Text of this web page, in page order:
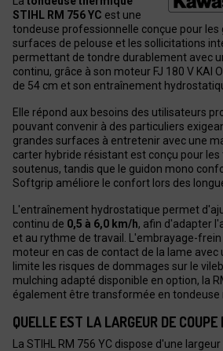
STIHL RM 756 YC est une
tondeuse professionnelle conçue pour les
surfaces de pelouse et les sollicitations
permettant de tondre durablement avec
continu, grâce à son moteur FJ 180 V KAI
de 54 cm et son entraînement
Elle répond aux besoins des utilisateurs
pouvant convenir à des particuliers
grandes surfaces à entretenir avec une
carter hybride résistant est conçu pour
soutenus, tandis que le guidon mono
Softgrip améliore le confort lors des
L'entraînement hydrostatique permet
continu de 0,5 à 6,0 km/h, afin d'adapter
et au rythme de travail. L'embrayage-
moteur en cas de contact de la lame avec
limite les risques de dommages sur le
mulching adapté disponible en option, la
également être transformée en tondeuse
QUELLE EST LA LARGEUR DE
La STIHL RM 756 YC dispose d'une